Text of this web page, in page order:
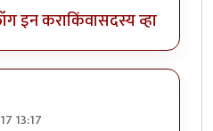
इन कराकिंवासदस्य व्हा
13:17